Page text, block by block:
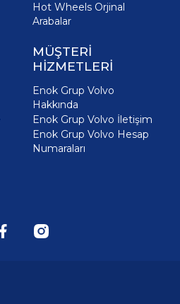
Hot Wheels Orjinal
Arabalar
MÜŞTERİ
HİZMETLERİ
Enok Grup Volvo
Hakkında
Enok Grup Volvo İletişim
Enok Grup Volvo Hesap
Numaraları